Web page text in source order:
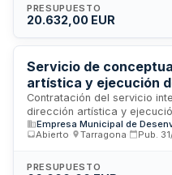
limpieza y mantenimiento,
dinamización y actividades
dinamización ejecutable
PRESUPUESTO
20.632,00 EUR
Servicio de
artística y ejecución
y fantasía en
Contratación del servicio
dirección artística y
ciencia ficción y fantasía
Congresos de Tarragona.
la gestión de espacios, la
Abierto
Tarragona Pub.
PRESUPUESTO